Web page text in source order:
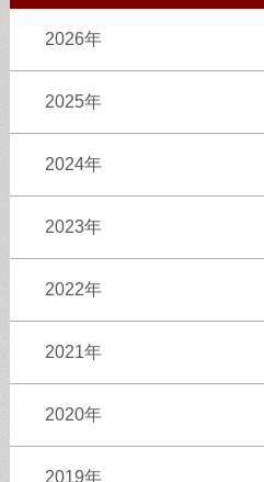
2026年
2025年
2024年
2023年
2022年
2021年
2020年
2019年